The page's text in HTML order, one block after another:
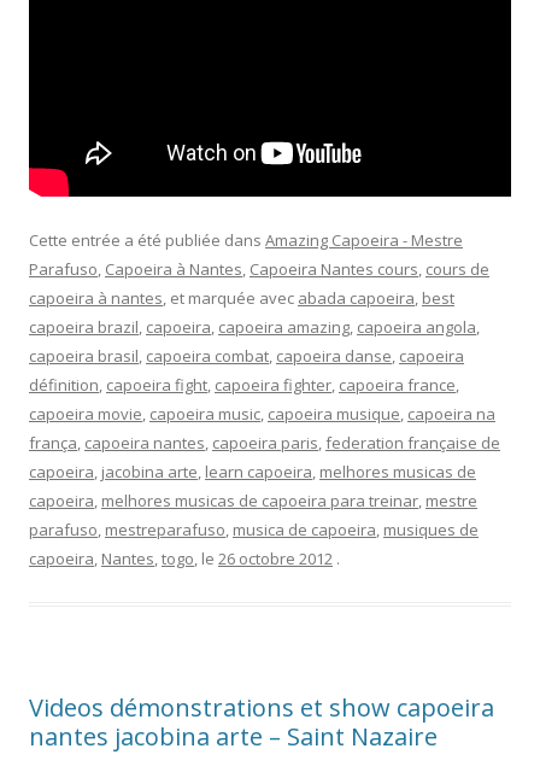
Cette entrée a été publiée dans Amazing Capoeira - Mestre
Parafuso, Capoeira à Nantes, Capoeira Nantes cours, cours de
capoeira à nantes, et marquée avec abada capoeira, best
capoeira brazil, capoeira, capoeira amazing, capoeira angola,
capoeira brasil, capoeira combat, capoeira danse, capoeira
définition, capoeira fight, capoeira fighter, capoeira france,
capoeira movie, capoeira music, capoeira musique, capoeira na
frança, capoeira nantes, capoeira paris,federation française de
capoeira, jacobina arte, learn capoeira, melhores musicas de
capoeira, melhores musicas de capoeira para treinar, mestre
parafuso, mestreparafuso, musica de capoeira, musiques de
capoeira, Nantes,togo, le 26 octobre 2012 .
Videos démonstrations et show capoeira
nantes jacobina arte – Saint Nazaire